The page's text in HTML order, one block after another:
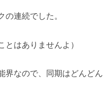
連続でした。
とはありませんよ）
界なので、同期はどんどん